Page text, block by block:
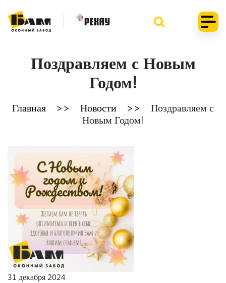
Поздравляем с Новым
Годом!
Главная Новости
Поздравляем с
Новым Годом!
31 декабря 2024